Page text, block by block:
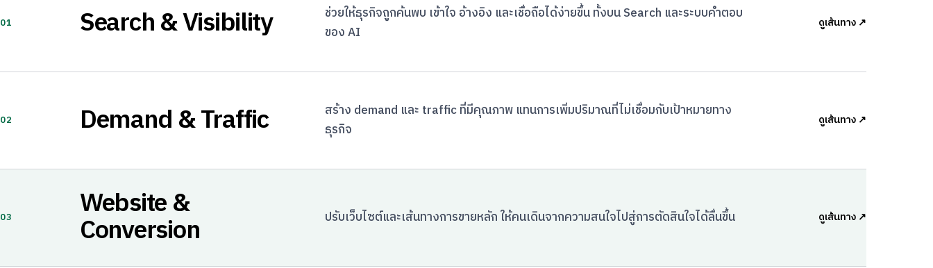
01 Search & Visibility
ช่วยให้ธุรกิจถูกค้นพบ เข้าใจ อ้างอิง และเชื่อถือได้ง่ายขึ้น ทั้งบน Search และระบบคำตอบ
ของ AI
ดูเส้นทาง ↗
02 Demand & Traffic
สร้าง demand และ traffic ที่มีคุณภาพ แทนการเพิ่มปริมาณที่ไม่เชื่อมกับเป้าหมายทาง
ธุรกิจ
ดูเส้นทาง ↗
03 Website &
Conversion ปรับเว็บไซต์และเส้นทางการขายหลัก ให้คนเดินจากความสนใจไปสู่การตัดสินใจได้ลื่นขึ้น ดูเส้นทาง ↗